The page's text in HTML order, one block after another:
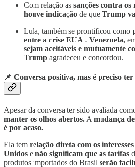
Com relação as sanções contra
houve indicação de que Trump
Lula, também se prontificou como
entre a crise EUA - Venezuela,
sejam aceitáveis e mutuamente
Trump agradeceu e concordou.
📌 Conversa positiva, mas é preciso ter
Apesar da conversa ter sido avaliada
manter os olhos abertos. A mudança
é por acaso.
Ela tem relação direta com os
Unidos e não significam que as tarifas
produtos importados do Brasil serão